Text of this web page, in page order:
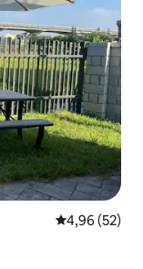
Classificação
4,96 (52)